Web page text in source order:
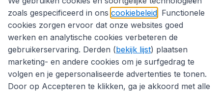
zoals gespecificeerd in ons cookiebeleid . Functionele
cookies zorgen ervoor dat onze websites goed
werken en analytische cookies verbeteren de
gebruikerservaring. Derden (bekijk lijst) plaatsen
marketing- en andere cookies om je surfgedrag te
volgen en je gepersonaliseerde advertenties te tonen.
Door op Accepteren te klikken, ga je akkoord met alle